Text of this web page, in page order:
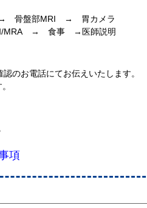
骨盤部MRI → 胃カメラ
→ 食事 →医師説明
のお電話にてお伝えいたします。
項